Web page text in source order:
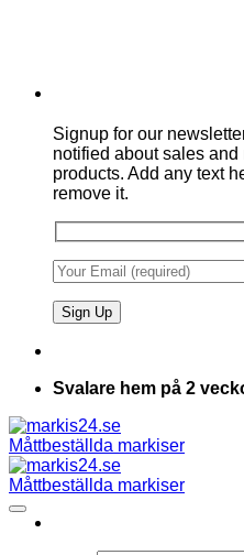
Signup for our
notified about sales and
products. Add any text
remove it.
Svalare hem på 2